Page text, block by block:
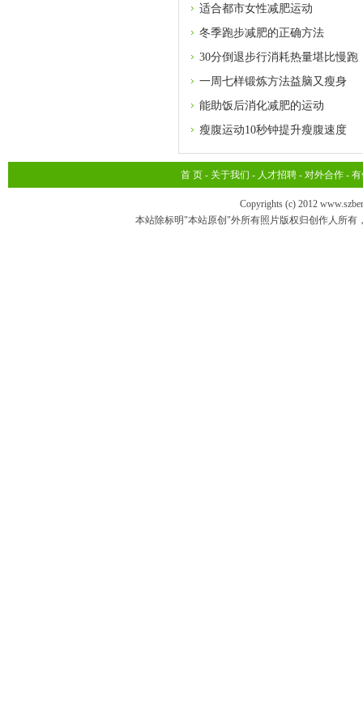
适合都市女性减肥运动
冬季跑步减肥的正确方法
30分倒退步行消耗热量堪比慢跑
一周七样锻炼方法益脑又瘦身
能助饭后消化减肥的运动
瘦腹运动10秒钟提升瘦腹速度
首 页- 关于我们 - 人才招聘- 对外合作- 有
Copyrights (c) 2012
本站除标明"本站原创"外所有照片版权归创作人所